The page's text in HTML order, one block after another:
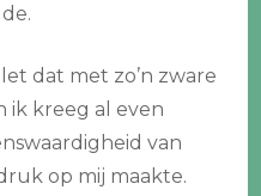
dat met zo’n zware
ik kreeg al even
van
op mij maakte.